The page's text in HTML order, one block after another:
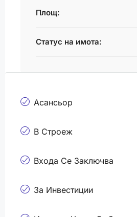
Площ:
Статус на имота:
Асансьор
В Строеж
Входа Се Заключва
За Инвестиции